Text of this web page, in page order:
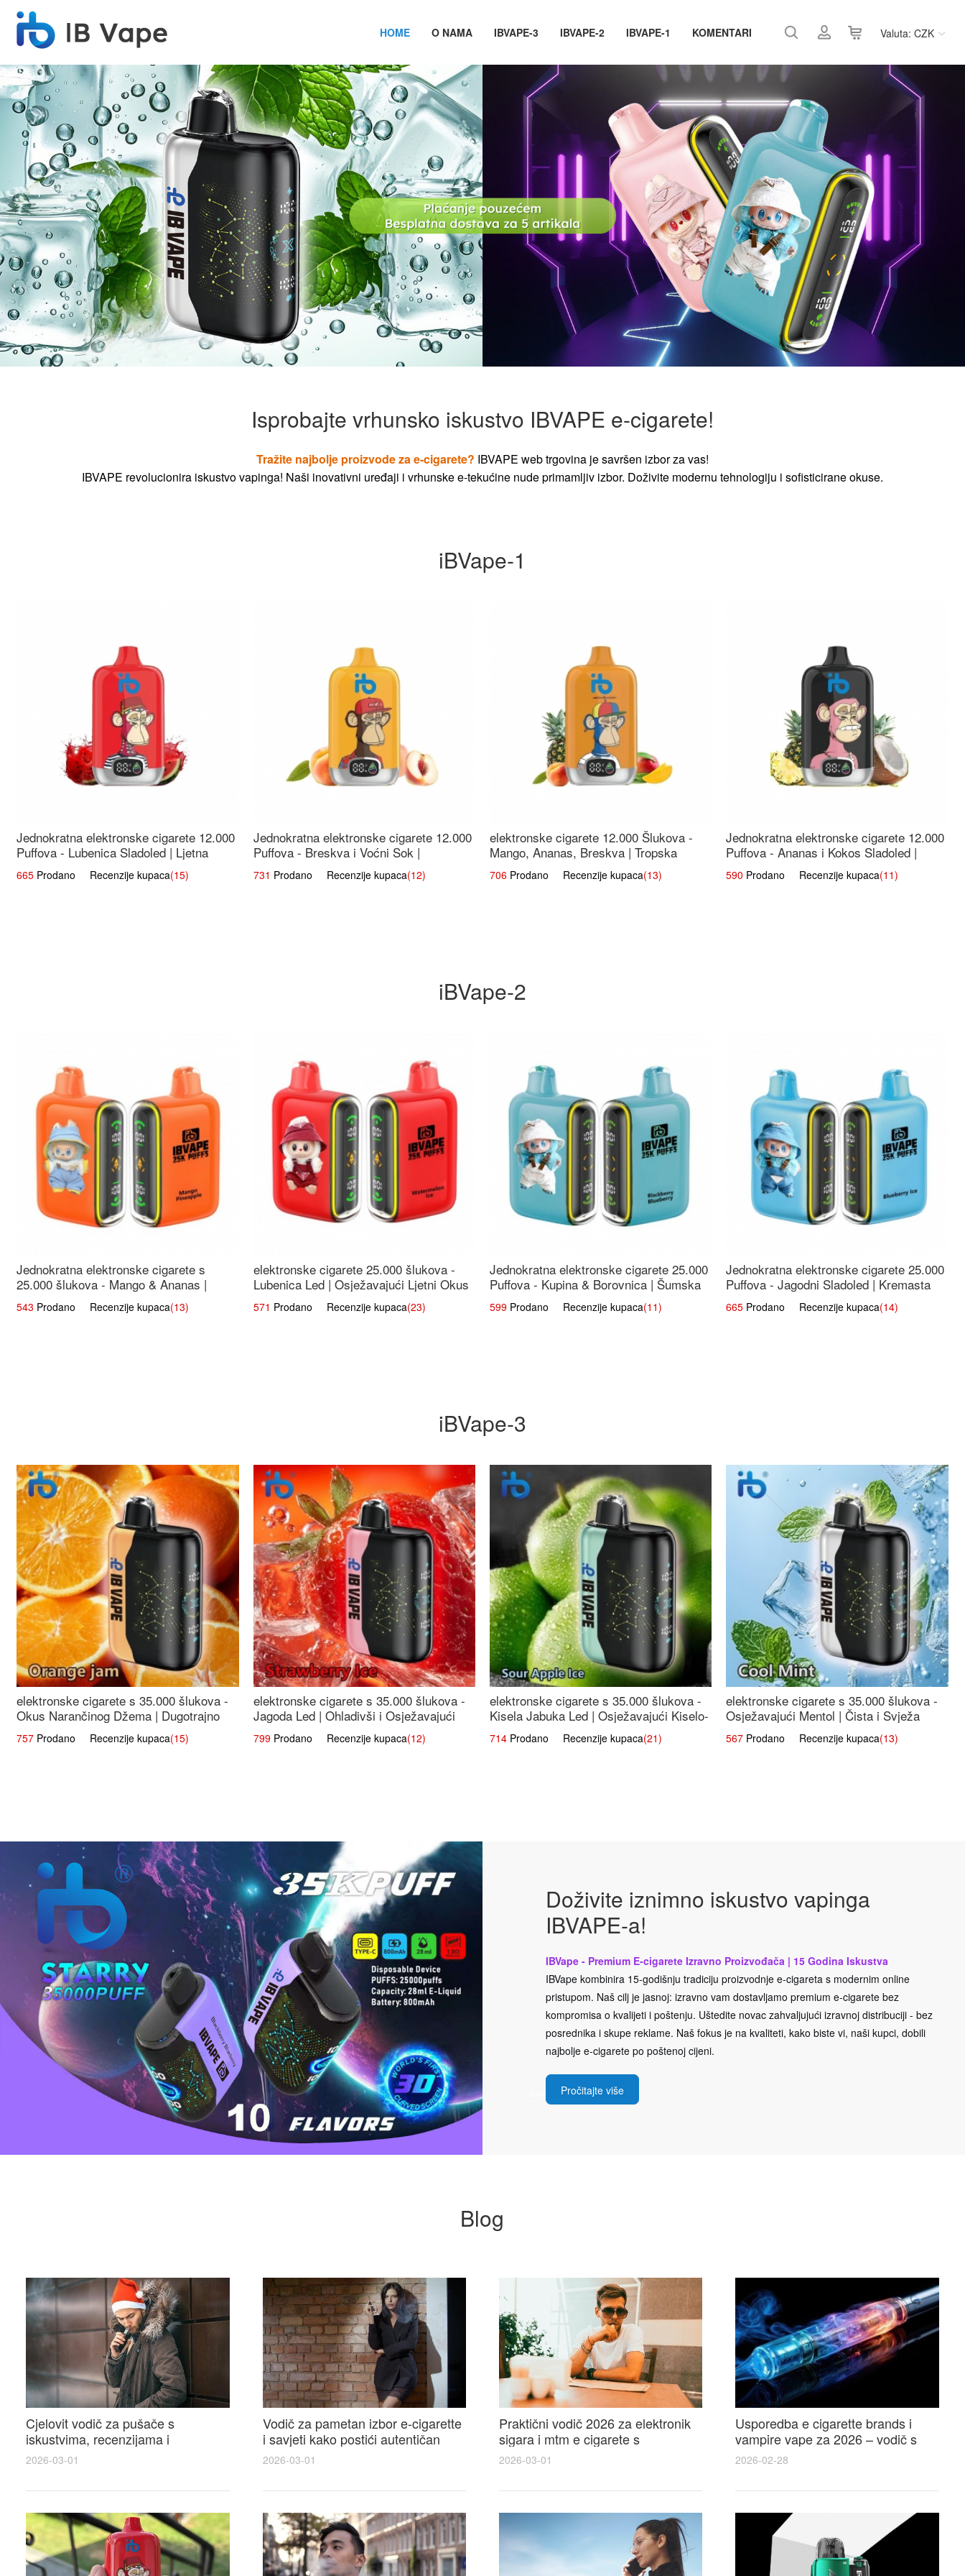
Valuta: CZK
HOME O NAMA IBVAPE-3 IBVAPE-2 IBVAPE-1 KOMENTARI
Isprobajte vrhunsko iskustvo IBVAPE e-cigarete!
Tražite najbolje proizvode za e-cigarete? IBVAPE web trgovina je savršen izbor za vas!
IBVAPE revolucionira iskustvo vapinga! Naši inovativni uređaji i vrhunske e-tekućine nude primamljiv izbor. Doživite modernu tehnologiju i sofisticirane okuse.
iBVape-1
Jednokratna elektronske cigarete 12.000
Puffova - Lubenica Sladoled | Ljetna
Desertna Aroma
665 Prodano Recenzije kupaca(15)
Jednokratna elektronske cigarete 12.000
Puffova - Breskva i Voćni Sok |
Osježavajuća Voćna Mješavina
731 Prodano Recenzije kupaca(12)
elektronske cigarete 12.000 Šlukova -
Mango, Ananas, Breskva | Tropska
Voćna Mješavina
706Prodano Recenzije kupaca(13)
Jednokratna elektronske cigarete 12.000
Puffova - Ananas i Kokos Sladoled |
Tropski Desert
590 Prodano Recenzije kupaca(11)
iBVape-2
Jednokratna elektronske cigarete s
25.000 šlukova - Mango & Ananas |
Egzotična Voćna Mješavina
543 Prodano Recenzije kupaca(13)
elektronske cigarete 25.000 šlukova -
Lubenica Led | Osježavajući Ljetni Okus
571 Prodano Recenzije kupaca(23)
Jednokratna elektronske cigarete 25.000
Puffova - Kupina & Borovnica | Šumska
Voćna Mješavina
599Prodano Recenzije kupaca(11)
Jednokratna elektronske cigarete 25.000
Puffova - Jagodni Sladoled | Kremasta
Slatka Okus
665 Prodano Recenzije kupaca(14)
iBVape-3
elektronske cigarete s 35.000 šlukova -
Okus Narančinog Džema | Dugotrajno
Iskustvo
757 Prodano Recenzije kupaca(15)
elektronske cigarete s 35.000 šlukova -
Jagoda Led | Ohladivši i Osježavajući
Okus
799Prodano Recenzije kupaca(12)
elektronske cigarete s 35.000 šlukova -
Kisela Jabuka Led | Osježavajući Kiselo-
Slatki Okus
714Prodano Recenzije kupaca(21)
elektronske cigarete s 35.000 šlukova -
Osježavajući Mentol | Čista i Svježa
Okus
567 Prodano Recenzije kupaca(13)
Doživite iznimno iskustvo vapinga
IBVAPE-a!
IBVape - Premium E-cigarete Izravno Proizvođača | 15 Godina Iskustva
IBVape kombinira 15-godišnju tradiciju proizvodnje e-cigareta s modernim online
pristupom. Naš cilj je jasnoj: izravno vam dostavljamo premium e-cigarete bez
kompromisa o kvalijeti i poštenju. Uštedite novac zahvaljujući izravnoj distribuciji - bez
posrednika i skupe reklame. Naš fokus je na kvaliteti, kako biste vi, naši kupci, dobili
najbolje e-cigarete po poštenoj cijeni.
Pročitajte više
Blog
Cjelovit vodič za pušače s
iskustvima, recenzijama i
raspravama o e-cigarette na e
cigareta forum
2026-03-01
Vodič za pametan izbor e-cigarette
i savjeti kako postići autentičan
elektronske cigarete feel
2026-03-01
Praktični vodič 2026 za elektronik
sigara i mtm e cigarete s
usporedbom, recenzijama i
savjetima
2026-03-01
Usporedba e cigarette brands i
vampire vape za 2026 – vodič s
recenzijama, okusima i najboljim
ponudama
2026-02-28